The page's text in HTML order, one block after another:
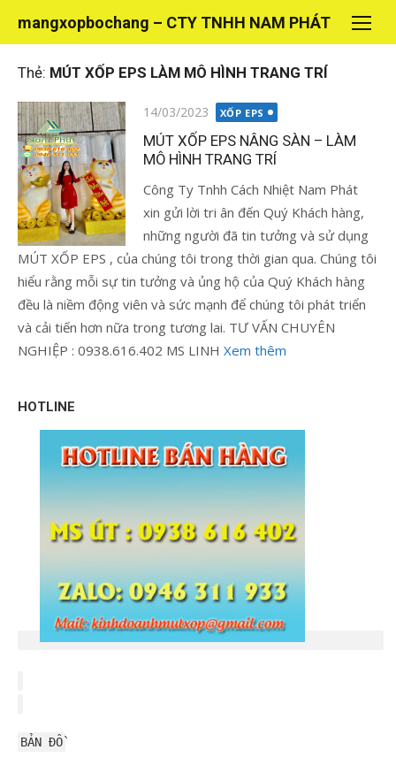
dung
mangxopbochang – CTY TNHH NAM PHÁT
Thẻ: MÚT XỐP EPS LÀM MÔ HÌNH TRANG TRÍ
Đăng
vào
14/03/2023 XỐP EPS
MÚT XỐP EPS NÂNG SÀN – LÀM
MÔ HÌNH TRANG TRÍ
Công Ty Tnhh Cách Nhiệt Nam Phát
xin gửi lời tri ân đến Quý Khách hàng,
những người đã tin tưởng và sử dụng
MÚT XỐP EPS , của chúng tôi trong thời gian qua. Chúng tôi
hiểu rằng mỗi sự tin tưởng và ủng hộ của Quý Khách hàng
đều là niềm động viên và sức mạnh để chúng tôi phát triển
và cải tiến hơn nữa trong tương lai. TƯ VẤN CHUYÊN
NGHIỆP : 0938.616.402 MS LINH Xem thêm
HOTLINE
BẢN ĐỒ